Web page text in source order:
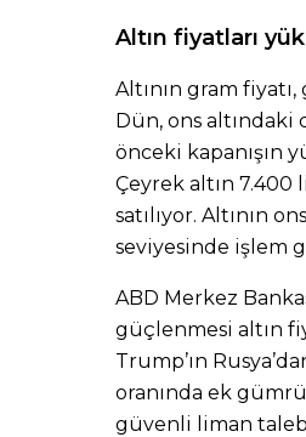
Altın fiyatları
Altının gram
Dün, ons altındaki
önceki kapanışın
Çeyrek altın 7.400
satılıyor. Altının
seviyesinde işlem
ABD Merkez
güçlenmesi altın
Trump’ın
oranında ek
güvenli liman